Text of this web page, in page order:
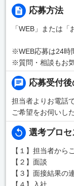
応募方法
「WEB」または「
※WEB応募は24時
※質問・相談もお
応募受付
担当者よりお電話
ご希望をお伺いし
選考プロセ
【１】担当者から
【２】面談
【３】面接結果の